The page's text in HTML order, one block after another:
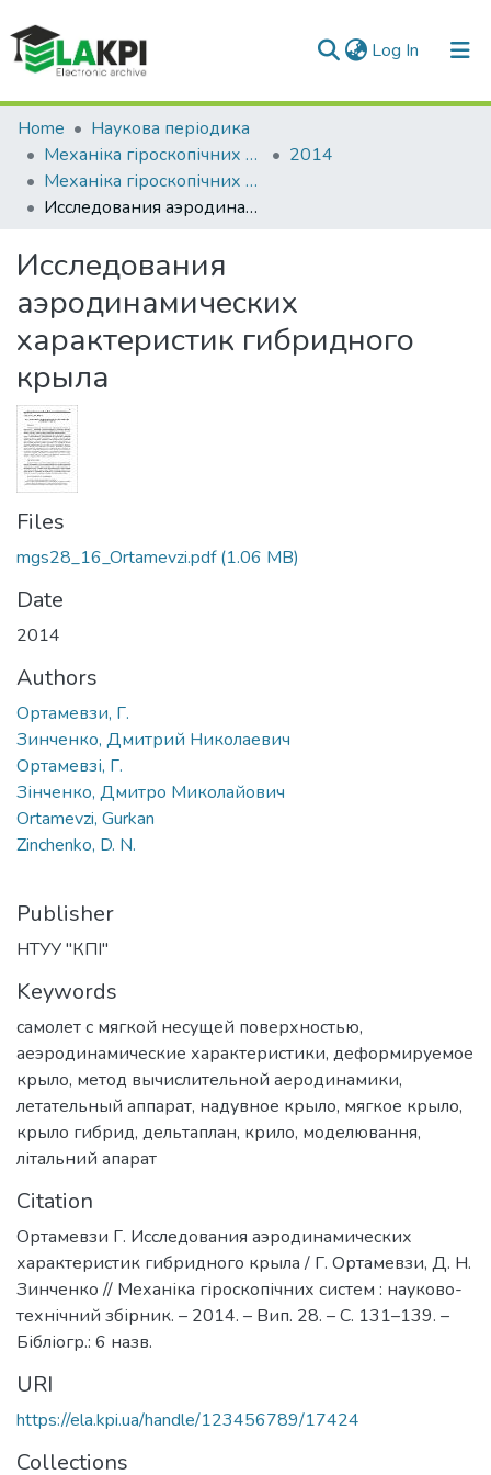
Log In (current)
Communities & Collections
All of DSpace
Statistics
Home
Наукова періодика
Механіка гіроскопічних систем
2014
Механіка гіроскопічних систем: науково-технічний збірник, Вип. 28
Исследования аэродинамических характеристик гибридного крыла
Исследования
аэродинамических
характеристик гибридного
крыла
Files
mgs28_16_Ortamevzi.pdf(1.06 MB)
Date
2014
Authors
Ортамевзи, Г.
Зинченко, Дмитрий Николаевич
Ортамевзі, Г.
Зінченко, Дмитро Миколайович
Ortamevzi, Gurkan
Zinchenko, D. N.
Publisher
НТУУ "КПІ"
Keywords
самолет с мягкой несущей поверхностью,
аеэродинамические характеристики, деформируемое
крыло, метод вычислительной аеродинамики,
летательный аппарат, надувное крыло, мягкое крыло,
крыло гибрид, дельтаплан, крило, моделювання,
літальний апарат
Citation
Ортамевзи Г. Исследования аэродинамических
характеристик гибридного крыла / Г. Ортамевзи, Д. Н.
Зинченко // Механіка гіроскопічних систем : науково-
технічний збірник. – 2014. – Вип. 28. – С. 131–139. –
Бібліогр.: 6 назв.
URI
https://ela.kpi.ua/handle/123456789/17424
Collections